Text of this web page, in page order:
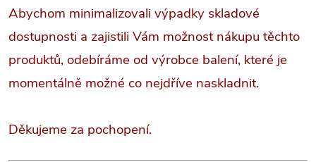
Abychom minimalizovali výpadky skladové
dostupnosti a zajistili Vám možnost nákupu těchto
produktů, odebíráme od výrobce balení, které je
momentálně možné co nejdříve naskladnit.
Děkujeme za pochopení.